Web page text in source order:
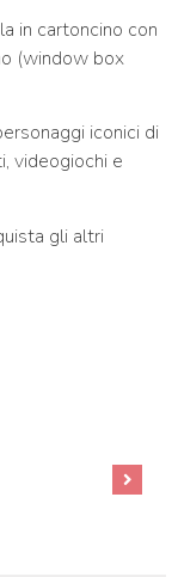
in cartoncino con
(window box
iconici di
videogiochi e
gli altri